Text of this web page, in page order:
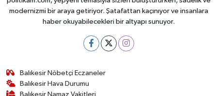
modernizmi bir araya getiriyor. Şatafattan kaçınıyor ve insanlara
haber okuyabilecekleri bir altyapı sunuyor.
Balıkesir Nöbetçi Eczaneler
Balıkesir Hava Durumu
Balıkesir Namaz Vakitleri